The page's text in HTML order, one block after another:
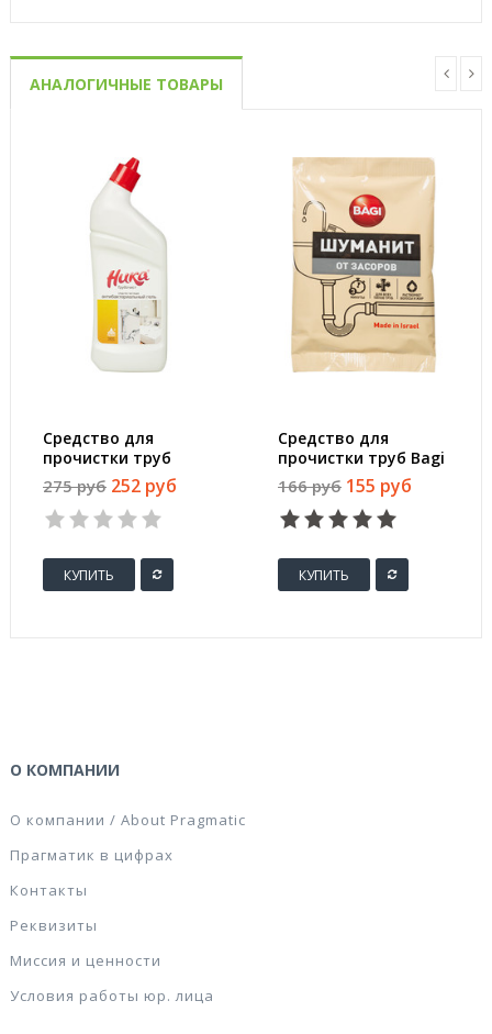
АНАЛОГИЧНЫЕ ТОВАРЫ
Средство для
прочистки труб
Ника Трубочист гель
700 г
275 руб 252 руб
КУПИТЬ
Средство для
прочистки труб Bagi
Шуманит гранулы 70
г
166 руб 155 руб
КУПИТЬ
О КОМПАНИИ
О компании / About Pragmatic
Прагматик в цифрах
Контакты
Реквизиты
Миссия и ценности
Условия работы юр. лица